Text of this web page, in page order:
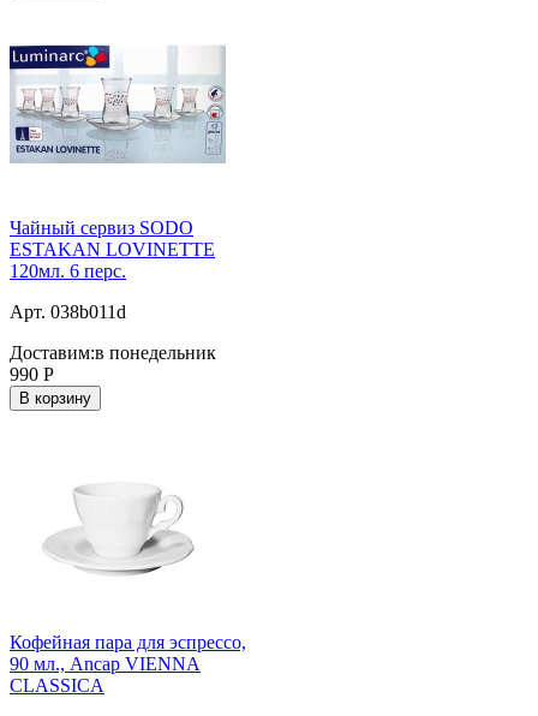
Чайный сервиз SODO
ESTAKAN LOVINETTE
120мл. 6 перс.
Арт. 038b011d
Доставим:в понедельник
990 Р
В корзину
Кофейная пара для эспрессо,
90 мл., Ancap VIENNA
CLASSICA